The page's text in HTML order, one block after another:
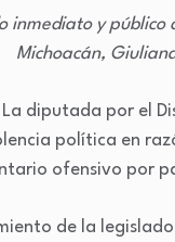
inmediato y
Michoacán,
La diputada por el
política en
ofensivo por
de la